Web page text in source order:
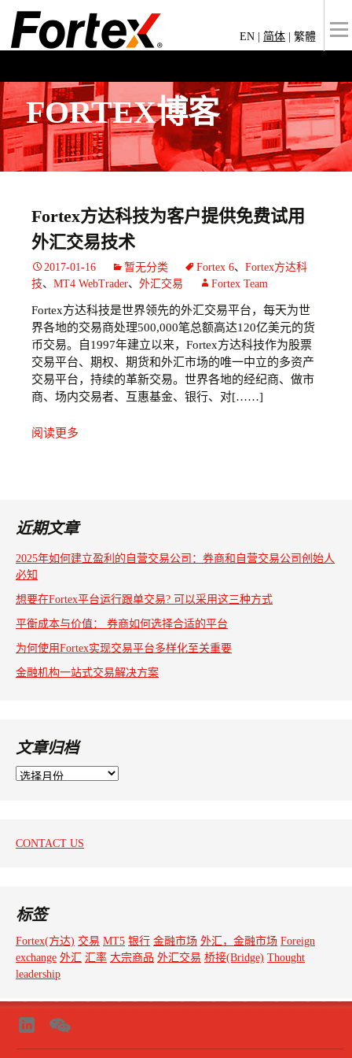
EN 简体 繁體
FORTEX博客
Fortex方达科技为客户提供免费试用
外汇交易技术
2017-01-16 暂无分类 Fortex 6、 Fortex方达科
技、 MT4 WebTrader、 外汇交易 Fortex Team
Fortex方达科技是世界领先的外汇交易平台，每天为世
界各地的交易商处理500,000笔总额高达120亿美元的货
币交易。自1997年建立以来，Fortex方达科技作为股票
交易平台、期权、期货和外汇市场的唯一中立的多资产
交易平台，持续的革新交易。世界各地的经纪商、做市
商、场内交易者、互惠基金、银行、对[……]
阅读更多
近期文章
2025年如何建立盈利的自营交易公司：券商和自营交易公司创始人
必知
想要在Fortex平台运行跟单交易? 可以采用这三种方式
平衡成本与价值： 券商如何选择合适的平台
为何使用Fortex实现交易平台多样化至关重要
金融机构一站式交易解决方案
文章归档
文
CONTACT US
标签
Fortex(方达) 交易 MT5 银行 金融市场 外汇，金融市场 Foreign
exchange 外汇 汇率 大宗商品 外汇交易 桥接(Bridge) Thought
leadership